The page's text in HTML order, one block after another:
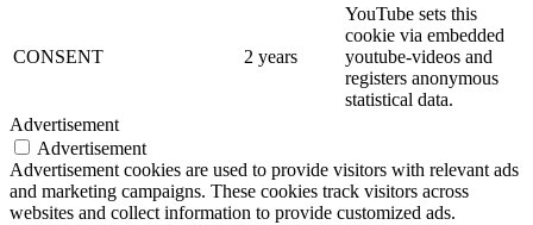
CONSENT 2 years
YouTube sets this
cookie via embedded
youtube-videos and
registers anonymous
statistical data.
Advertisement
Advertisement
Advertisement cookies are used to provide visitors with relevant ads
and marketing campaigns. These cookies track visitors across
websites and collect information to provide customized ads.